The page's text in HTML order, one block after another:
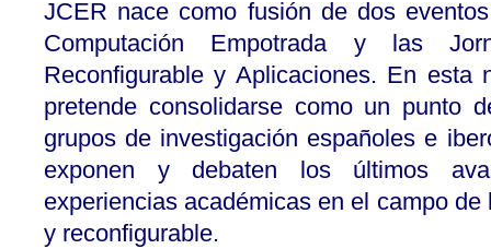
JCER nace como fusión de dos
Computación Empotrada y las
Reconfigurable y Aplicaciones. En esta
pretende consolidarse como un punto
grupos de investigación españoles e
exponen y debaten los últimos
experiencias académicas en el campo
y reconfigurable.